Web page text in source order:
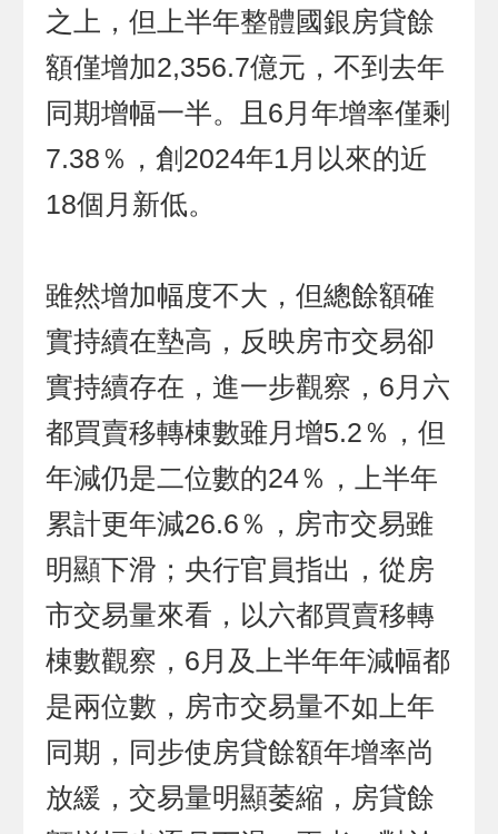
之上，但上半年整體國銀房貸餘
額僅增加2,356.7億元，不到去年
同期增幅一半。且6月年增率僅剩
7.38％，創2024年1月以來的近
18個月新低。
雖然增加幅度不大，但總餘額確
實持續在墊高，反映房市交易卻
實持續存在，進一步觀察，6月六
都買賣移轉棟數雖月增5.2％，但
年減仍是二位數的24％，上半年
累計更年減26.6％，房市交易雖
明顯下滑；央行官員指出，從房
市交易量來看，以六都買賣移轉
棟數觀察，6月及上半年年減幅都
是兩位數，房市交易量不如上年
同期，同步使房貸餘額年增率尚
放緩，交易量明顯萎縮，房貸餘